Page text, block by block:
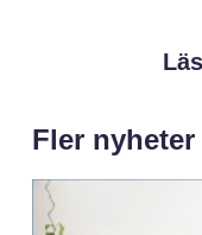
Fler nyheter